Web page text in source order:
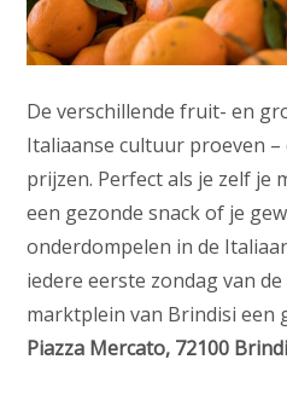
De verschillende fruit- en
Italiaanse cultuur proeven
prijzen. Perfect als je zelf je
een gezonde snack of je
onderdompelen in de
iedere eerste zondag van
marktplein van Brindisi een
Piazza Mercato, 72100